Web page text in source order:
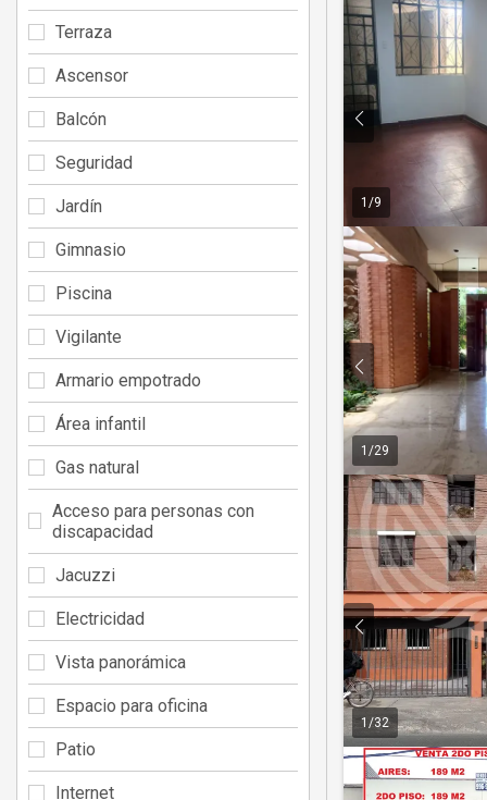
1 /9
1 /29
1 /32
Terraza
Ascensor
Balcón
Seguridad
Jardín
Gimnasio
Piscina
Vigilante
Armario empotrado
Área infantil
Gas natural
Acceso para personas con
discapacidad
Jacuzzi
Electricidad
Vista panorámica
Espacio para oficina
Patio
Internet